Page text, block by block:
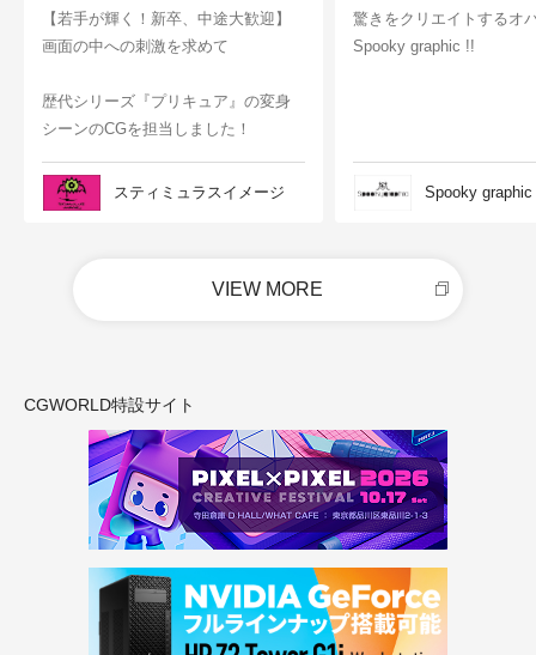
【若手が輝く！新卒、中途大歓迎】
画面の中への刺激を求めて
歴代シリーズ『プリキュア』の変身
シーンのCGを担当しました！
スティミュラスイメージ
驚きをクリエイトするオ
Spooky graphic !!
Spooky graphic
VIEW MORE
CGWORLD特設サイト